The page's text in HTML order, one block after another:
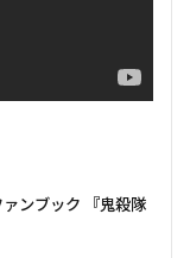
ンブック 『鬼殺隊